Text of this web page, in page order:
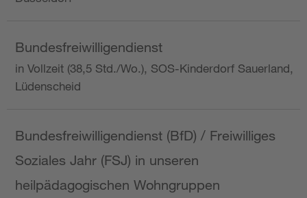
Bundesfreiwilligendienst
in Vollzeit (38,5 Std./Wo.), SOS-Kinderdorf Sauerland,
Lüdenscheid
Bundesfreiwilligendienst (BfD) / Freiwilliges
Soziales Jahr (FSJ) in unseren
heilpädagogischen Wohngruppen